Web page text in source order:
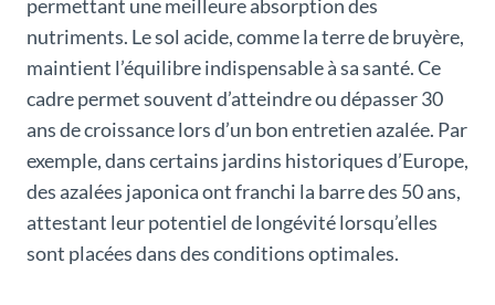
permettant une meilleure absorption des
nutriments. Le sol acide, comme la terre de bruyère,
maintient l’équilibre indispensable à sa santé. Ce
cadre permet souvent d’atteindre ou dépasser 30
ans de croissance lors d’un bon entretien azalée. Par
exemple, dans certains jardins historiques d’Europe,
des azalées japonica ont franchi la barre des 50 ans,
attestant leur potentiel de longévité lorsqu’elles
sont placées dans des conditions optimales.